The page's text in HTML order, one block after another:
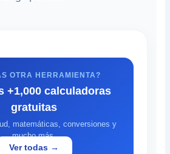
OTRA HERRAMIENTA?
+1,000 calculadoras
gratuitas
matemáticas, conversiones y
mucho más.
Ver todas →